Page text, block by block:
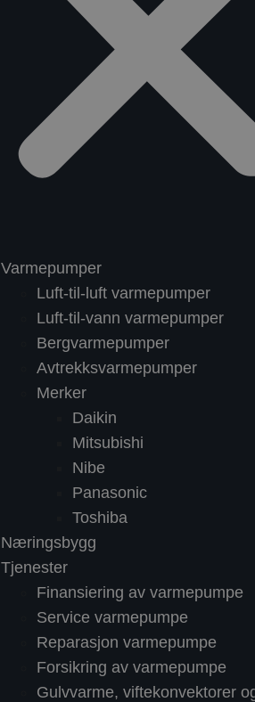
Varmepumper
Luft-til-luft varmepumper
Luft-til-vann varmepumper
Bergvarmepumper
Avtrekksvarmepumper
Merker
Daikin
Mitsubishi
Nibe
Panasonic
Toshiba
Næringsbygg
Tjenester
Finansiering av varmepumpe
Service varmepumpe
Reparasjon varmepumpe
Forsikring av varmepumpe
Gulvvarme, viftekonvektorer